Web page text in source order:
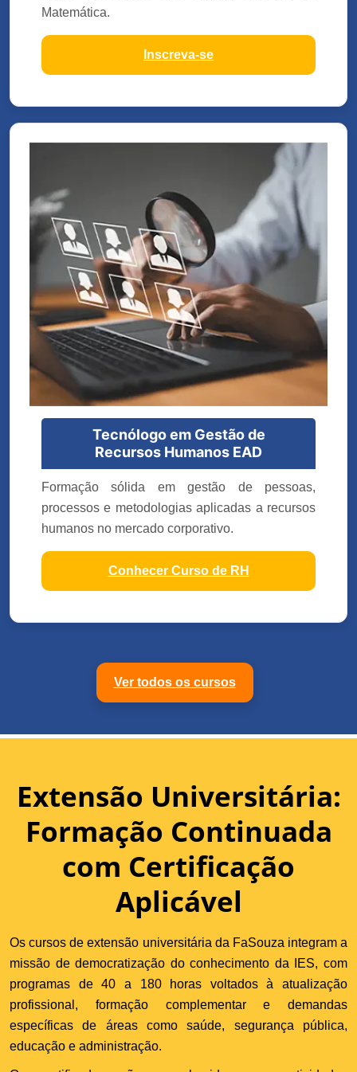
Matemática.
Inscreva-se
Tecnólogo em Gestão de
Recursos Humanos EAD
Formação sólida em gestão de pessoas,
processos e metodologias aplicadas a recursos
humanos no mercado corporativo.
Conhecer Curso de RH
Ver todos os cursos
Extensão Universitária:
Formação Continuada
com Certificação
Aplicável
Os cursos de extensão universitária da FaSouza integram a
missão de democratização do conhecimento da IES, com
programas de 40 a 180 horas voltados à atualização
profissional, formação complementar e demandas
específicas de áreas como saúde, segurança pública,
educação e administração.